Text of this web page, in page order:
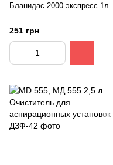
Бланидас 2000 экспресс 1л.
251 грн